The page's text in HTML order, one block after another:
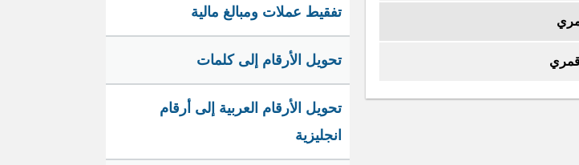
تفقيط عملات ومبالغ مالية
تحويل الأرقام إلى كلمات
تحويل الأرقام العربية إلى أرقام
انجليزية